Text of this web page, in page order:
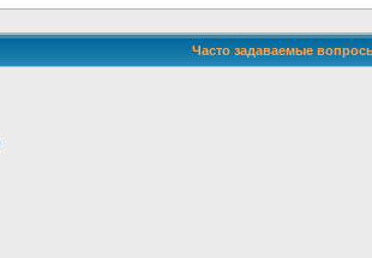
Часто задаваемые